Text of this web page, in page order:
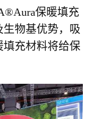
保暖填充
物基优势，吸
填充材料将给保